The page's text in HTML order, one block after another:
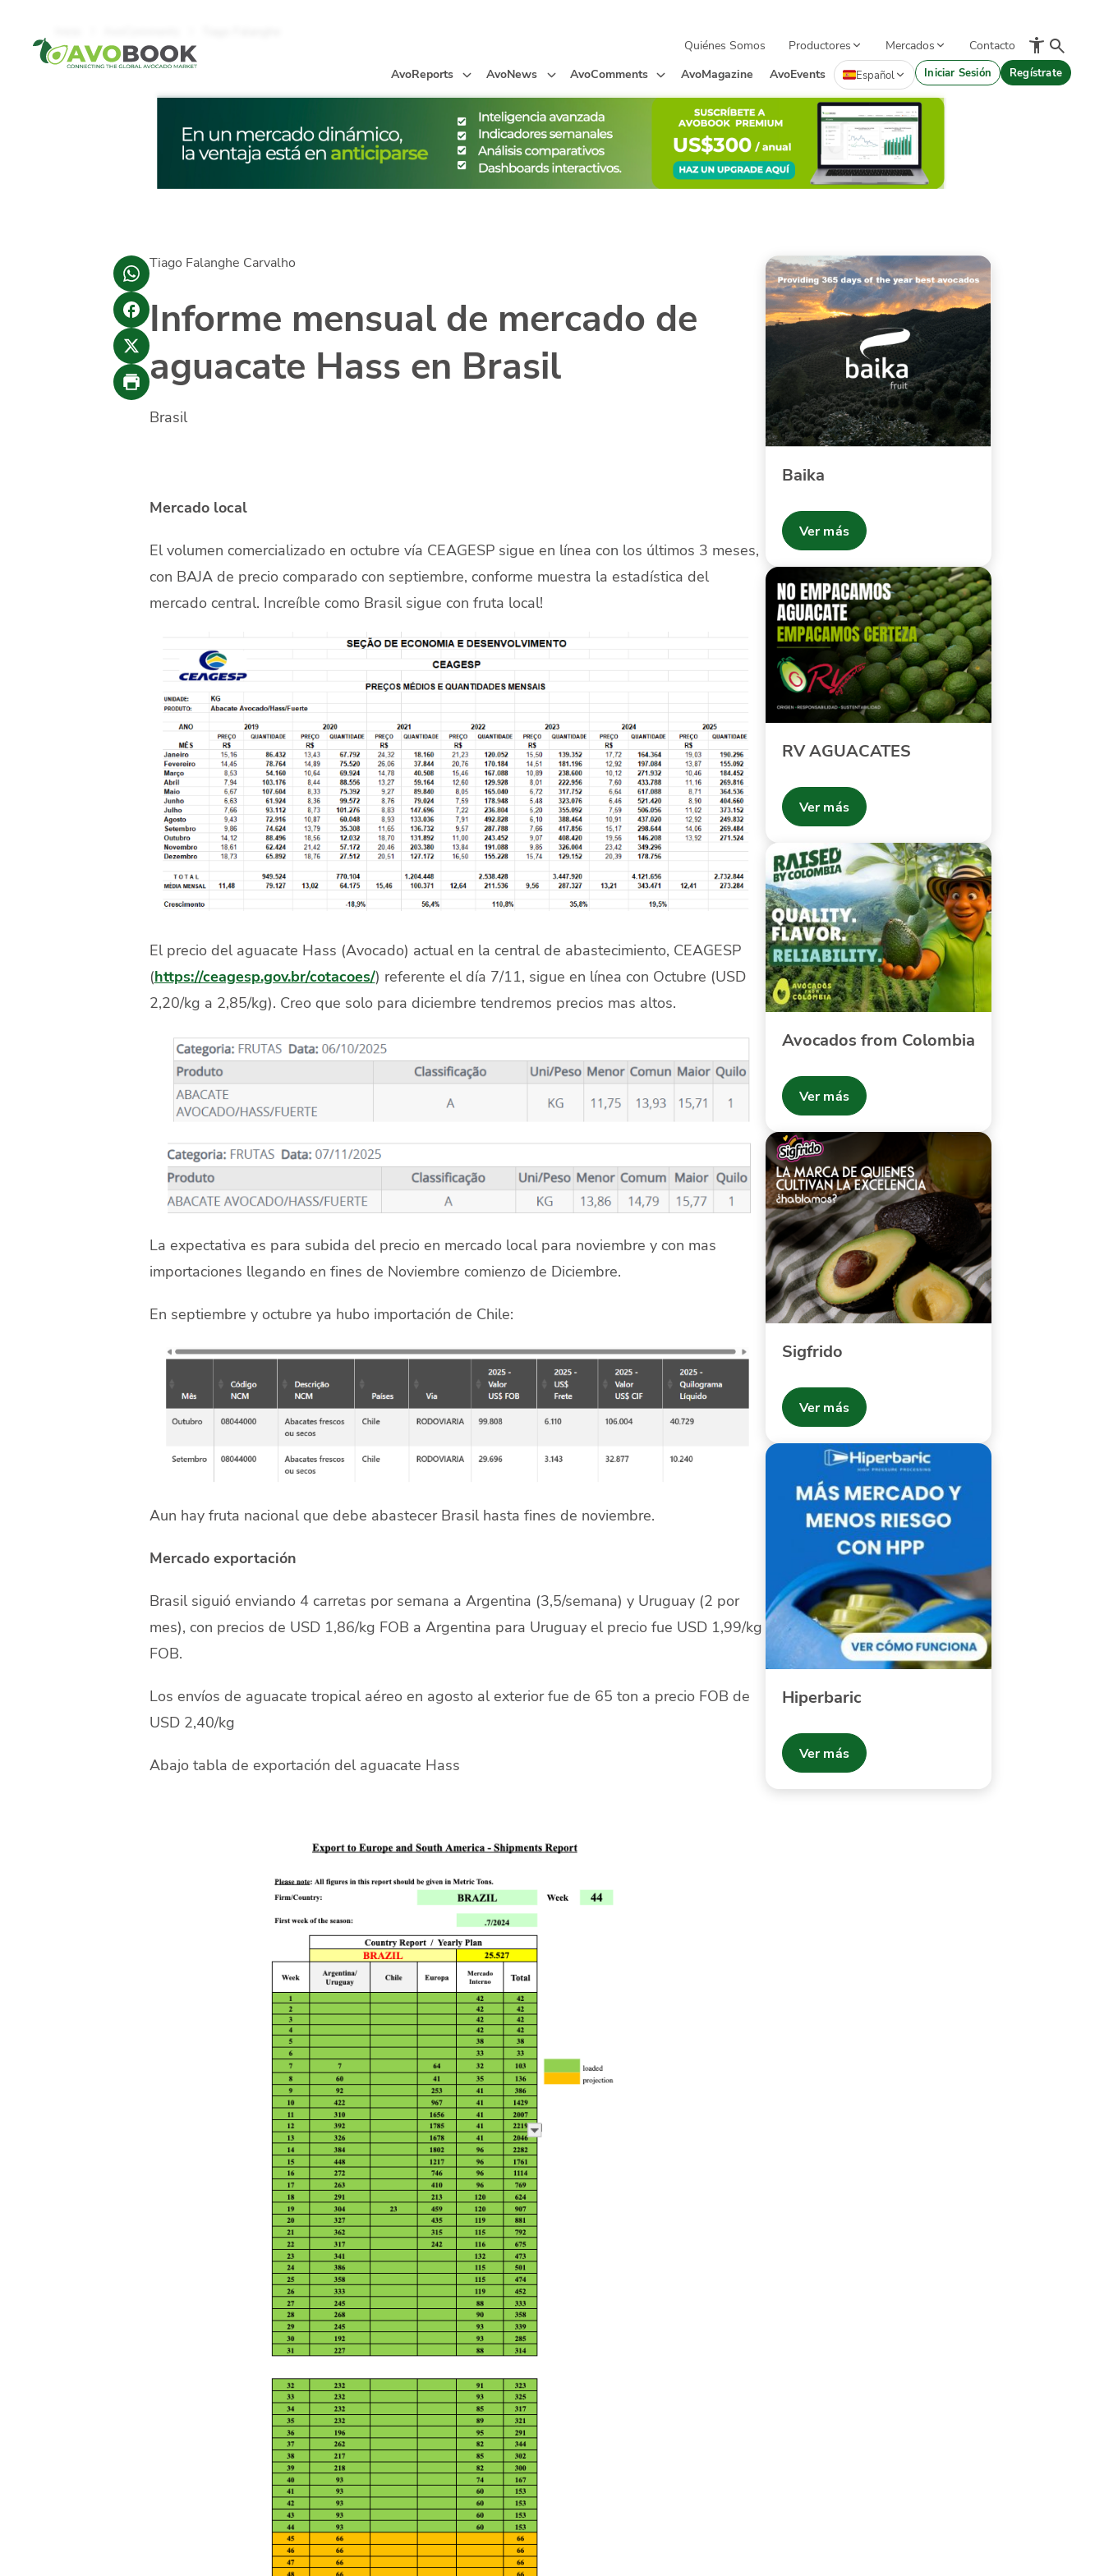
Quiénes Somos Productores Mercados
Contacto
AvoReports
AvoNews AvoComments AvoMagazine AvoEvents Español Iniciar Sesión Regístrate
Tiago Falanghe Carvalho
Informe mensual de mercado de
aguacate Hass en Brasil
Brasil
Mercado local
El volumen comercializado en octubre vía CEAGESP sigue en línea con los últimos 3 meses,
con BAJA de precio comparado con septiembre, conforme muestra la estadística del
mercado central. Increíble como Brasil sigue con fruta local!
El precio del aguacate Hass (Avocado) actual en la central de abastecimiento, CEAGESP
(https://ceagesp.gov.br/cotacoes/) referente el día 7/11, sigue en línea con Octubre (USD
2,20/kg a 2,85/kg). Creo que solo para diciembre tendremos precios mas altos.
La expectativa es para subida del precio en mercado local para noviembre y con mas
importaciones llegando en fines de Noviembre comienzo de Diciembre.
En septiembre y octubre ya hubo importación de Chile:
Aun hay fruta nacional que debe abastecer Brasil hasta fines de noviembre.
Mercado exportación
Brasil siguió enviando 4 carretas por semana a Argentina (3,5/semana) y Uruguay (2 por
mes), con precios de USD 1,86/kg FOB a Argentina para Uruguay el precio fue USD 1,99/kg
FOB.
Los envíos de aguacate tropical aéreo en agosto al exterior fue de 65 ton a precio FOB de
USD 2,40/kg
Abajo tabla de exportación del aguacate Hass
Baika
Ver más
RV AGUACATES
Ver más
Avocados from Colombia
Ver más
Sigfrido
Ver más
Hiperbaric
Ver más